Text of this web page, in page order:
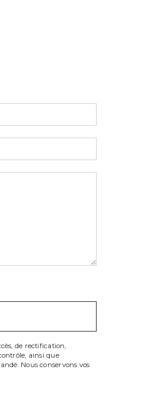
de rectification,
ainsi que
Nous conservons vos